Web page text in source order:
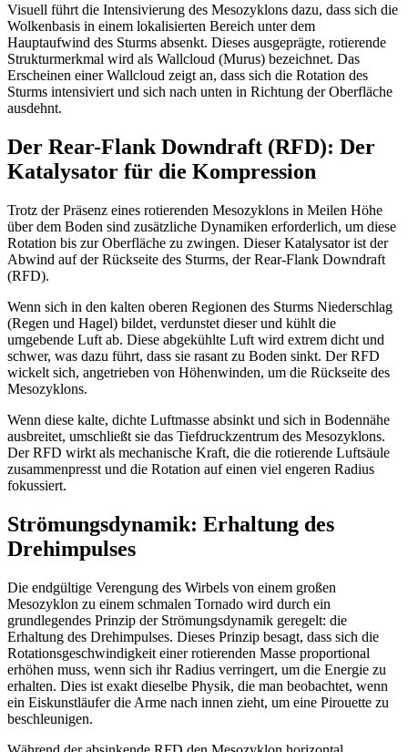
Visuell führt die Intensivierung des Mesozyklons dazu, dass sich die
Wolkenbasis in einem lokalisierten Bereich unter dem
Hauptaufwind des Sturms absenkt. Dieses ausgeprägte, rotierende
Strukturmerkmal wird als Wallcloud (Murus) bezeichnet. Das
Erscheinen einer Wallcloud zeigt an, dass sich die Rotation des
Sturms intensiviert und sich nach unten in Richtung der Oberfläche
ausdehnt.
Der Rear-Flank Downdraft (RFD): Der
Katalysator für die Kompression
Trotz der Präsenz eines rotierenden Mesozyklons in Meilen Höhe
über dem Boden sind zusätzliche Dynamiken erforderlich, um diese
Rotation bis zur Oberfläche zu zwingen. Dieser Katalysator ist der
Abwind auf der Rückseite des Sturms, der Rear-Flank Downdraft
(RFD).
Wenn sich in den kalten oberen Regionen des Sturms Niederschlag
(Regen und Hagel) bildet, verdunstet dieser und kühlt die
umgebende Luft ab. Diese abgekühlte Luft wird extrem dicht und
schwer, was dazu führt, dass sie rasant zu Boden sinkt. Der RFD
wickelt sich, angetrieben von Höhenwinden, um die Rückseite des
Mesozyklons.
Wenn diese kalte, dichte Luftmasse absinkt und sich in Bodennähe
ausbreitet, umschließt sie das Tiefdruckzentrum des Mesozyklons.
Der RFD wirkt als mechanische Kraft, die die rotierende Luftsäule
zusammenpresst und die Rotation auf einen viel engeren Radius
fokussiert.
Strömungsdynamik: Erhaltung des
Drehimpulses
Die endgültige Verengung des Wirbels von einem großen
Mesozyklon zu einem schmalen Tornado wird durch ein
grundlegendes Prinzip der Strömungsdynamik geregelt: die
Erhaltung des Drehimpulses. Dieses Prinzip besagt, dass sich die
Rotationsgeschwindigkeit einer rotierenden Masse proportional
erhöhen muss, wenn sich ihr Radius verringert, um die Energie zu
erhalten. Dies ist exakt dieselbe Physik, die man beobachtet, wenn
ein Eiskunstläufer die Arme nach innen zieht, um eine Pirouette zu
beschleunigen.